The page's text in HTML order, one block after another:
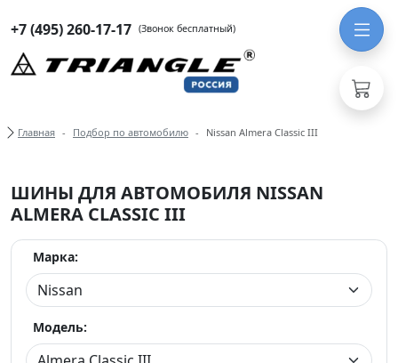
+7 (495) 260-17-17 (Звонок бесплатный)
Хлебные крошки
Главная Подбор по автомобилю Nissan Almera Classic III
ШИНЫ ДЛЯ АВТОМОБИЛЯ NISSAN
ALMERA CLASSIC III
Марка:
Модель: